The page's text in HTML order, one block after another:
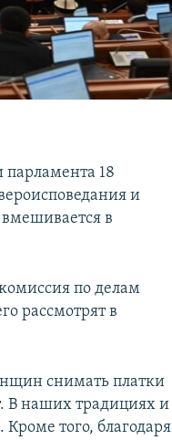
18
и
в
по делам
рассмотрят в
снимать платки
В наших традициях и
того, благодаря